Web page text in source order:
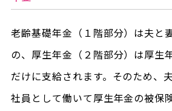
老齢基礎年金（１階部分）は夫と
の、厚生年金（２階部分）は厚生
だけに支給されます。そのため、
社員として働いて厚生年金の被保